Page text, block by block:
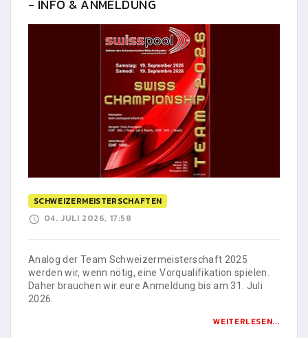
- INFO & ANMELDUNG
SCHWEIZERMEISTERSCHAFTEN
04. JULI 2026, 17:58
Analog der Team Schweizermeisterschaft 2025
werden wir, wenn nötig, eine Vorqualifikation spielen.
Daher brauchen wir eure Anmeldung bis am 31. Juli
2026.
WEITERLESEN...